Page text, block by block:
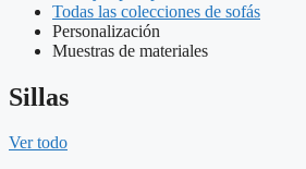
Todas las colecciones de sofás
Personalización
Muestras de materiales
Sillas
Ver todo